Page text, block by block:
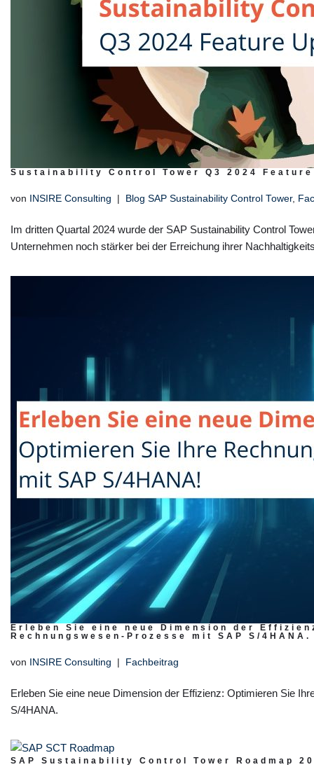
Sustainability Control Tower Q3 2024
von INSIRE Consulting Blog SAP Sustainability Control Tower,
Im dritten Quartal 2024 wurde der SAP Sustainability Control
Unternehmen noch stärker bei der Erreichung ihrer
Erleben Sie eine neue Dimension der
Rechnungswesen-Prozesse mit SAP S/4HANA.
von INSIRE Consulting Fachbeitrag
Erleben Sie eine neue Dimension der Effizienz: Optimieren Sie
S/4HANA.
SAP Sustainability Control Tower Roadmap